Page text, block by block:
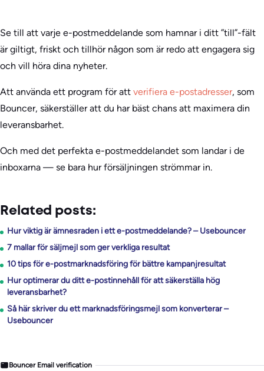
Se till att varje e-postmeddelande som hamnar i ditt ”till”-fält
är giltigt, friskt och tillhör någon som är redo att engagera sig
och vill höra dina nyheter.
Att använda ett program för att verifiera e-postadresser, som
Bouncer, säkerställer att du har bäst chans att maximera din
leveransbarhet.
Och med det perfekta e-postmeddelandet som landar i de
inboxarna — se bara hur försäljningen strömmar in.
Related posts:
Hur viktig är ämnesraden i ett e-postmeddelande? – Usebouncer
7 mallar för säljmejl som ger verkliga resultat
10 tips för e-postmarknadsföring för bättre kampanjresultat
Hur optimerar du ditt e-postinnehåll för att säkerställa hög
leveransbarhet?
Så här skriver du ett marknadsföringsmejl som konverterar –
Usebouncer
Bouncer Email verification